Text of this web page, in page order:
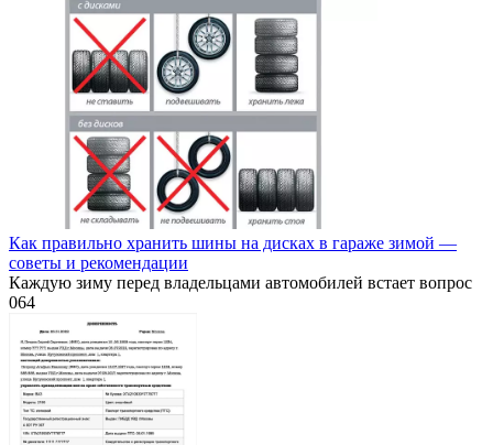
Как правильно хранить шины на дисках в гараже зимой —
советы и рекомендации
Каждую зиму перед владельцами автомобилей встает вопрос
064